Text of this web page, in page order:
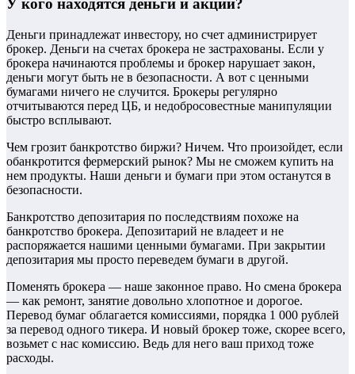
У кого находятся деньги и акции?
Деньги принадлежат инвестору, но счет администрирует
брокер. Деньги на счетах брокера не застрахованы. Если у
брокера начинаются проблемы и брокер нарушает закон,
деньги могут быть не в безопасности. А вот с ценными
бумагами ничего не случится. Брокеры регулярно
отчитываются перед ЦБ, и недобросовестные манипуляции
быстро всплывают.
Чем грозит банкротство биржи? Ничем. Что произойдет, если
обанкротится фермерский рынок? Мы не сможем купить на
нем продукты. Наши деньги и бумаги при этом останутся в
безопасности.
Банкротство депозитария по последствиям похоже на
банкротство брокера. Депозитарий не владеет и не
распоряжается нашими ценными бумагами. При закрытии
депозитария мы просто переведем бумаги в другой.
Поменять брокера — наше законное право. Но смена брокера
— как ремонт, занятие довольно хлопотное и дорогое.
Перевод бумаг облагается комиссиями, порядка 1 000 рублей
за перевод одного тикера. И новый брокер тоже, скорее всего,
возьмет с нас комиссию. Ведь для него ваш приход тоже
расходы.